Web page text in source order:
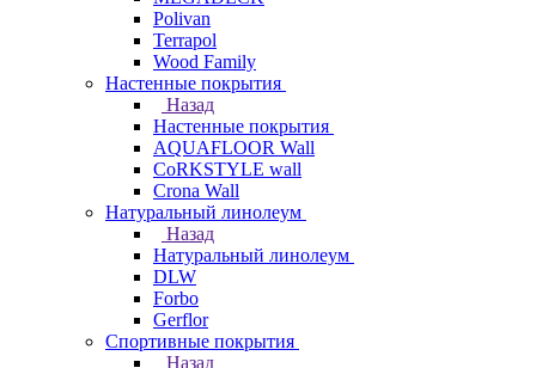
Polivan
Terrapol
Wood Family
Настенные покрытия
Назад
Настенные покрытия
AQUAFLOOR Wall
CoRKSTYLE wall
Crona Wall
Натуральный линолеум
Назад
Натуральный линолеум
DLW
Forbo
Gerflor
Спортивные покрытия
Назад